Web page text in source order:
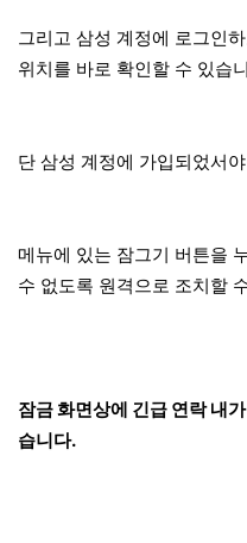
그리고 삼성 계정에 로그인
위치를 바로 확인할 수 있습
단 삼성 계정에 가입되었서
메뉴에 있는 잠그기 버튼을
수 없도록 원격으로 조치할
잠금 화면상에 긴급 연락 내
습니다.